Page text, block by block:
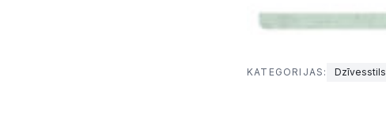
KATEGORIJAS: Dzīvesstils